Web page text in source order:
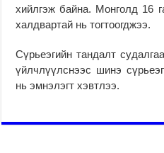
хийлгэж байна. Монголд 16
халдвартай нь тогтоогджээ.
Сүрьеэгийн тандалт
үйлчлүүлснээс шинэ
нь эмнэлэгт хэвтлээ.